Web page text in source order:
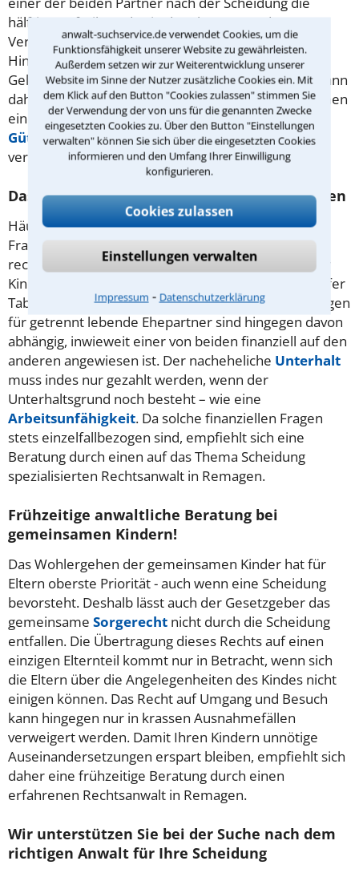
anwalt-suchservice.de verwendet Cookies, um die
Funktionsfähigkeit unserer Website zu gewährleisten.
Außerdem setzen wir zur Weiterentwicklung unserer
Website im Sinne der Nutzer zusätzliche Cookies ein. Mit
dem Klick auf den Button "Cookies zulassen" stimmen Sie
der Verwendung der von uns für die genannten Zwecke
eingesetzten Cookies zu. Über den Button "Einstellungen
verwalten" können Sie sich über die eingesetzten Cookies
informieren und den Umfang Ihrer Einwilligung
konfigurieren.
Cookies zulassen
Einstellungen verwalten
Impressum ⁃ Datenschutzerklärung
hälftige Aufteilung des in der Ehe entstandenen
Vermögenszuwachses beantragen. Hinweis:
Hinzugewonnene Vermögenswerte müssen nur in
Geld ausgezahlt werden - ein gemeinsames Haus kann
daher unter Umständen behalten werden. Im Rahmen
eines Ehevertrags kann alternativ auch eine
Gütertrennungoder eine Gütergemeinschaft
vereinbart werden.
Das gilt es beim Thema Unterhalt zu beachten
Häufig stellt sich mit der Scheidung erst einmal die
Frage nach der finanziellen Versorgung - die aus
rechtlicher Sicht situationsabhängig ist: So ist der für
Kinder zu zahlende Mindestbetrag in der Düsseldorfer
Tabelle beispielsweise genau festgelegt. Die Zahlungen
für getrennt lebende Ehepartner sind hingegen davon
abhängig, inwieweit einer von beiden finanziell auf den
anderen angewiesen ist. Der nacheheliche Unterhalt
muss indes nur gezahlt werden, wenn der
Unterhaltsgrund noch besteht – wie eine
Arbeitsunfähigkeit. Da solche finanziellen Fragen
stets einzelfallbezogen sind, empfiehlt sich eine
Beratung durch einen auf das Thema Scheidung
spezialisierten Rechtsanwalt in Remagen.
Frühzeitige anwaltliche Beratung bei
gemeinsamen Kindern!
Das Wohlergehen der gemeinsamen Kinder hat für
Eltern oberste Priorität - auch wenn eine Scheidung
bevorsteht. Deshalb lässt auch der Gesetzgeber das
gemeinsame Sorgerecht nicht durch die Scheidung
entfallen. Die Übertragung dieses Rechts auf einen
einzigen Elternteil kommt nur in Betracht, wenn sich
die Eltern über die Angelegenheiten des Kindes nicht
einigen können. Das Recht auf Umgang und Besuch
kann hingegen nur in krassen Ausnahmefällen
verweigert werden. Damit Ihren Kindern unnötige
Auseinandersetzungen erspart bleiben, empfiehlt sich
daher eine frühzeitige Beratung durch einen
erfahrenen Rechtsanwalt in Remagen.
Wir unterstützen Sie bei der Suche nach dem
richtigen Anwalt für Ihre Scheidung